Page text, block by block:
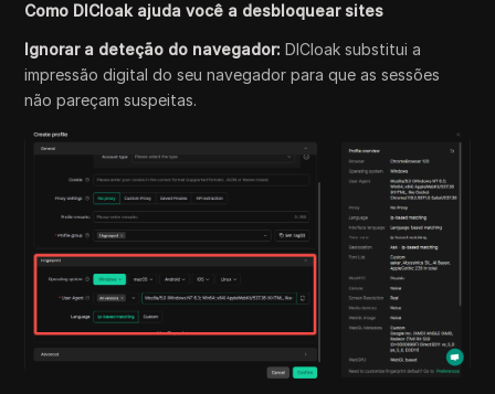
Como DICloak ajuda você a desbloquear sites
Ignorar a deteção do navegador: DICloak substitui a
impressão digital do seu navegador para que as sessões
não pareçam suspeitas.